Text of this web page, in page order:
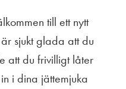
till ett nytt
sjukt glada att du
att du frivilligt låter
i dina jättemjuka